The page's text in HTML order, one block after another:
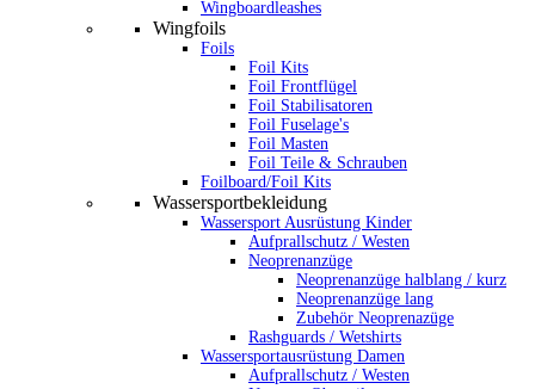
Wingboardleashes
Wingfoils
Foils
Foil Kits
Foil Frontflügel
Foil Stabilisatoren
Foil Fuselage's
Foil Masten
Foil Teile & Schrauben
Foilboard/Foil Kits
Wassersportbekleidung
Wassersport Ausrüstung Kinder
Aufprallschutz / Westen
Neoprenanzüge
Neoprenanzüge halblang / kurz
Neoprenanzüge lang
Zubehör Neoprenazüge
Rashguards / Wetshirts
Wassersportausrüstung Damen
Aufprallschutz / Westen